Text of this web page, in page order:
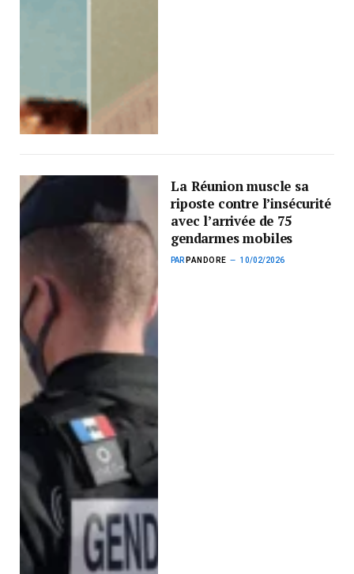
La Réunion muscle sa
riposte contre l’insécurité
avec l’arrivée de 75
gendarmes mobiles
PAR PANDORE 10/02/2026